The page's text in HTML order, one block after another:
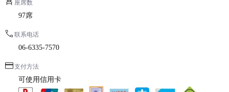
座席数
97席
联系电话
06-6335-7570
支付方法
可使用信用卡